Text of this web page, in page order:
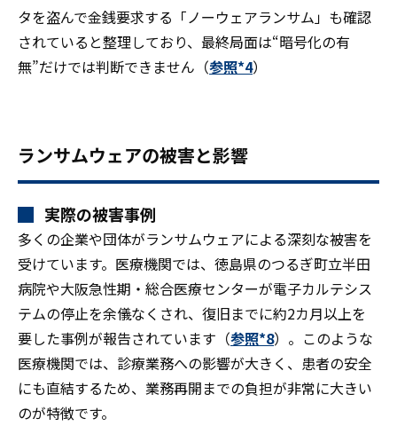
タを盗んで金銭要求する「ノーウェアランサム」も確認
されていると整理しており、最終局面は“暗号化の有
無”だけでは判断できません（参照*4）
ランサムウェアの被害と影響
実際の被害事例
多くの企業や団体がランサムウェアによる深刻な被害を
受けています。医療機関では、徳島県のつるぎ町立半田
病院や大阪急性期・総合医療センターが電子カルテシス
テムの停止を余儀なくされ、復旧までに約2カ月以上を
要した事例が報告されています（参照*8）。このような
医療機関では、診療業務への影響が大きく、患者の安全
にも直結するため、業務再開までの負担が非常に大きい
のが特徴です。